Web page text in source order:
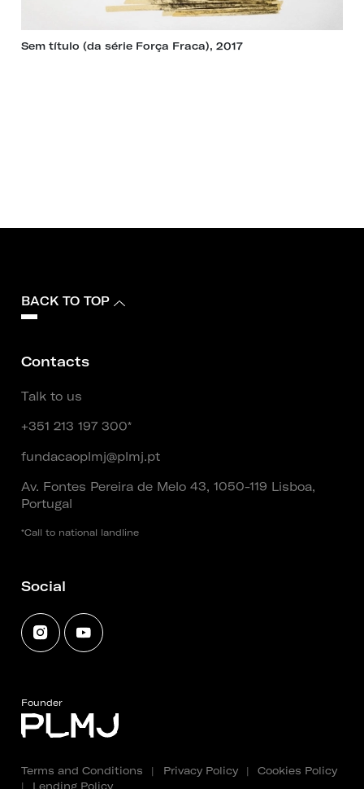
Sem título (da série Força Fraca), 2017
BACK TO TOP
Contacts
Talk to us
+351 213 197 300*
fundacaoplmj@plmj.pt
Av. Fontes Pereira de Melo 43, 1050-119 Lisboa,
Portugal
*Call to national landline
Social
Founder
Terms and Conditions | Privacy Policy |
Cookies Policy
|
Lending Policy